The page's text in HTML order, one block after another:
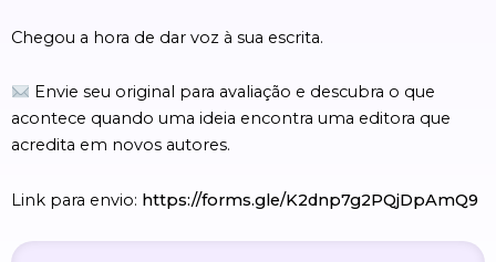
Chegou a hora de dar voz à sua escrita.
Envie seu original para avaliação e descubra o que
acontece quando uma ideia encontra uma editora que
acredita em novos autores.
Link para envio: https://forms.gle/K2dnp7g2PQjDpAmQ9